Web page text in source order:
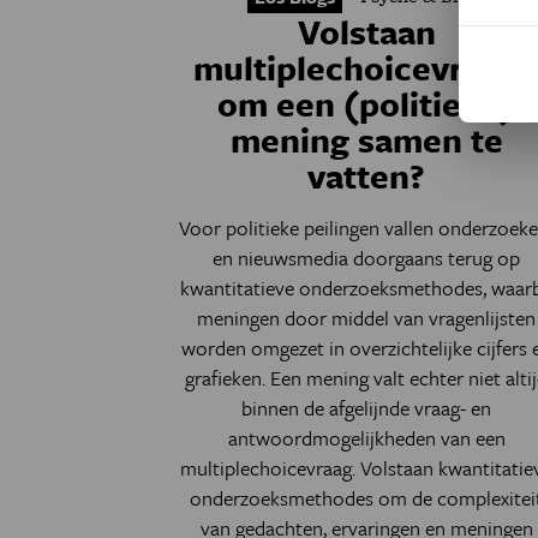
Volstaan
multiplechoicevragen
om een (politieke)
mening samen te
vatten?
Voor politieke peilingen vallen
en nieuwsmedia doorgaans terug op
kwantitatieve onderzoeksmethodes,
meningen door middel van vragenlijsten
worden omgezet in overzichtelijke cijfers
grafieken. Een mening valt echter niet
binnen de afgelijnde vraag- en
antwoordmogelijkheden van een
multiplechoicevraag. Volstaan
onderzoeksmethodes om de
van gedachten, ervaringen en meningen